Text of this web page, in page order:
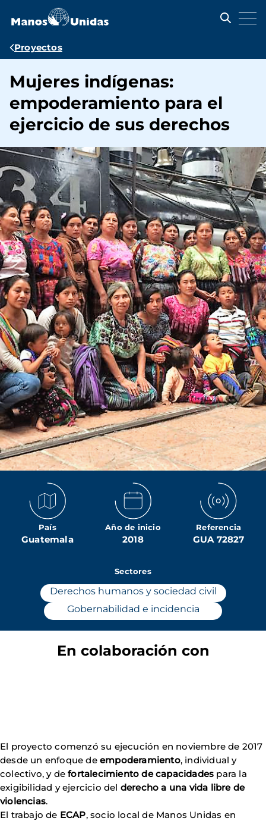
contenido
Ruta
navegación
Proyectos
Mujeres indígenas:
empoderamiento para el
ejercicio de sus derechos
País
Guatemala
Año de inicio
2018
Referencia
GUA 72827
Sectores
Derechos humanos y sociedad civil
Gobernabilidad e incidencia
En colaboración con
El proyecto comenzó su ejecución en noviembre de 2017
desde un enfoque de empoderamiento, individual y
colectivo, y defortalecimiento de capacidades para la
exigibilidad y ejercicio del derecho a una vida libre de
violencias.
El trabajo de ECAP, socio local de Manos Unidas en